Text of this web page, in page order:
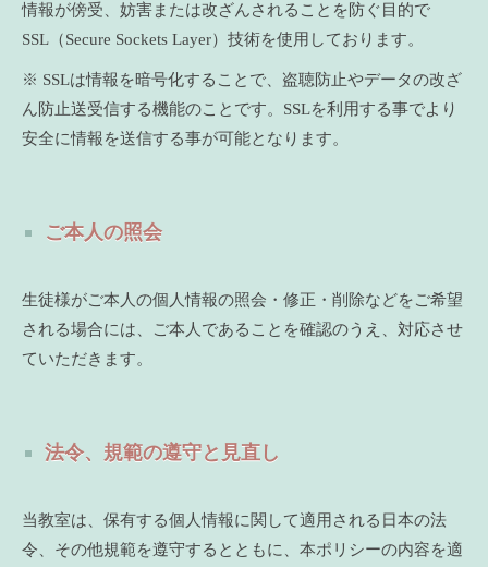
情報が傍受、妨害または改ざんされることを防ぐ目的で
SSL（Secure Sockets Layer）技術を使用しております。
※ SSLは情報を暗号化することで、盗聴防止やデータの改ざ
ん防止送受信する機能のことです。SSLを利用する事でより
安全に情報を送信する事が可能となります。
ご本人の照会
生徒様がご本人の個人情報の照会・修正・削除などをご希望
される場合には、ご本人であることを確認のうえ、対応させ
ていただきます。
法令、規範の遵守と見直し
当教室は、保有する個人情報に関して適用される日本の法
令、その他規範を遵守するとともに、本ポリシーの内容を適